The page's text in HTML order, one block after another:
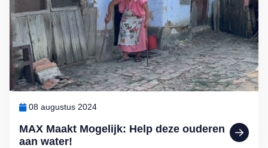
MAX Maakt Mogelijk: Help deze ouderen
aan water!
08 augustus 2024